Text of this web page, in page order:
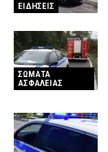
ΕΙΔΗΣΕΙΣ
ΣΩΜΑΤΑ
ΑΣΦΑΛΕΙΑΣ